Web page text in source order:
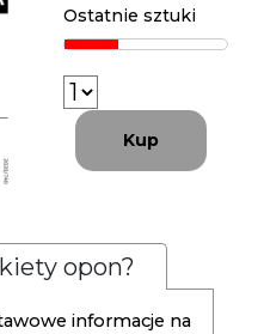
Ostatnie sztuki
Kup
opon?
informacje na